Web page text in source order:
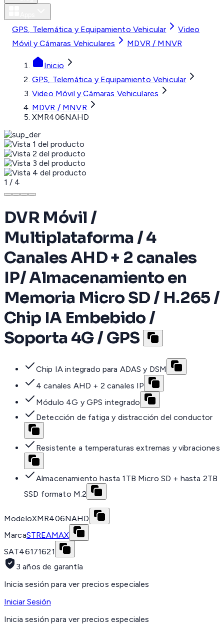
GPS, Telemática y Equipamiento Vehicular
Video
Móvil y Cámaras Vehiculares
MDVR / MNVR
Inicio
GPS, Telemática y Equipamiento Vehicular
Video Móvil y Cámaras Vehiculares
MDVR / MNVR
XMR406NAHD
1 / 4
DVR Móvil /
Multiplataforma / 4
Canales AHD + 2 canales
IP/ Almacenamiento en
Memoria Micro SD / H.265 /
Chip IA Embebido /
Soporta 4G / GPS
Chip IA integrado para ADAS y DSM
4 canales AHD + 2 canales IP
Módulo 4G y GPS integrado
Detección de fatiga y distracción del conductor
Resistente a temperaturas extremas y vibraciones
Almacenamiento hasta 1TB Micro SD + hasta 2TB
SSD formato M.2
ModeloXMR406NAHD
MarcaSTREAMAX
SAT46171621
3 años de garantía
Inicia sesión para ver precios especiales
Iniciar Sesión
Inicia sesión para ver precios especiales